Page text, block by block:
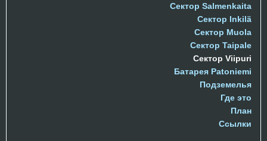
Сектор Salmenkaita
Сектор Inkilä
Сектор Muola
Сектор Taipale
Сектор Viipuri
Батарея Patoniemi
Подземелья
Где это
План
Ссылки